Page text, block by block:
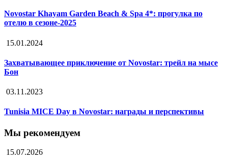
Novostar Khayam Garden Beach & Spa 4*: прогулка по
отелю в сезоне-2025
15.01.2024
Захватывающее приключение от Novostar: трейл на мысе
Бон
03.11.2023
Tunisia MICE Day в Novostar: награды и перспективы
Мы рекомендуем
15.07.2026